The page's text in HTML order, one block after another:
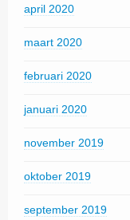
april 2020
maart 2020
februari 2020
januari 2020
november 2019
oktober 2019
september 2019